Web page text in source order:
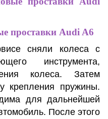
проставки Audi A6
сняли колеса с
инструмента,
колеса. Затем
крепления пружины.
для дальнейшей
После этого